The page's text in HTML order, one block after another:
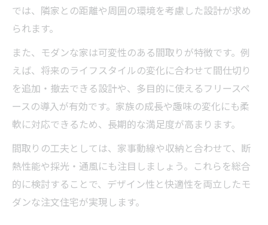
では、隣家との距離や周囲の環境を考慮した設計が求め
られます。
また、モダンな家は可変性のある間取りが特徴です。例
えば、将来のライフスタイルの変化に合わせて間仕切り
を追加・撤去できる設計や、多目的に使えるフリースペ
ースの導入が有効です。家族の成長や趣味の変化にも柔
軟に対応できるため、長期的な満足度が高まります。
間取りの工夫としては、家事動線や収納と合わせて、断
熱性能や採光・通風にも注目しましょう。これらを総合
的に検討することで、デザイン性と快適性を両立したモ
ダンな注文住宅が実現します。